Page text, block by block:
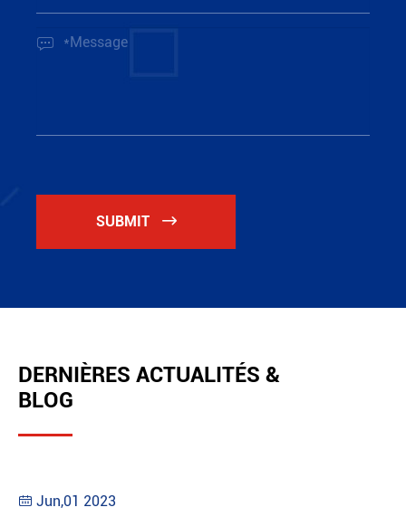

SUBMIT 
DERNIÈRES ACTUALITÉS &
BLOG
 Jun,01 2023